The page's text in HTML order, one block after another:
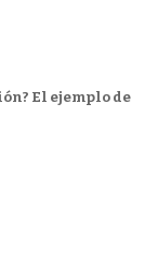
El ejemplo de